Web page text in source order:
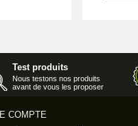
Test produits
Nous testons nos produits
avant de vous les proposer
COMPTE